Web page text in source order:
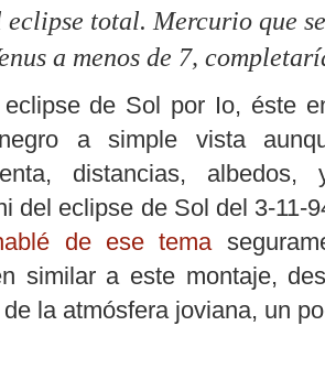
eclipse total. Mercurio que
a menos de 7,
de Sol por Io, éste
a simple vista
distancias,
del eclipse de Sol del 3-11-
de ese tema
similar a este montaje,
la atmósfera joviana, un